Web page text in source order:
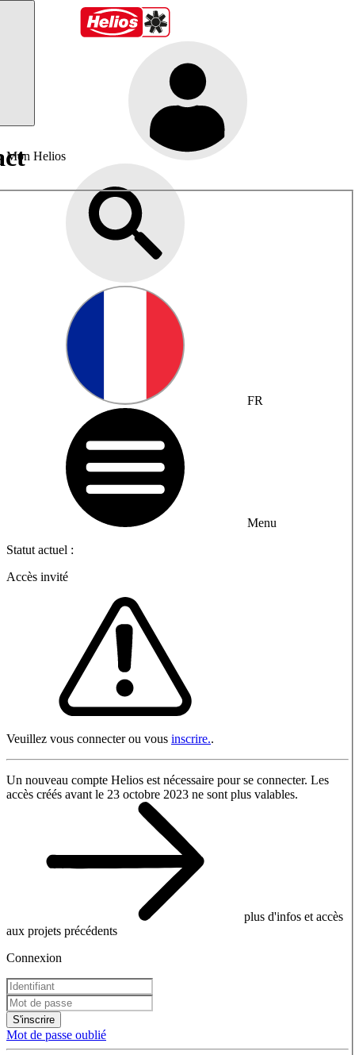
Mon Helios
FR
Menu
Statut actuel :
Accès invité
Veuillez vous connecter ou vous inscrire..
Un nouveau compte Helios est nécessaire pour se connecter. Les
accès créés avant le 23 octobre 2023 ne sont plus valables.
plus d'infos et accès
aux projets précédents
Connexion
S'inscrire
Mot de passe oublié